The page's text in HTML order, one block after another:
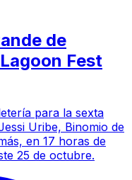
de
Fest
para la sexta
Uribe, Binomio de
en 17 horas de
25 de octubre.